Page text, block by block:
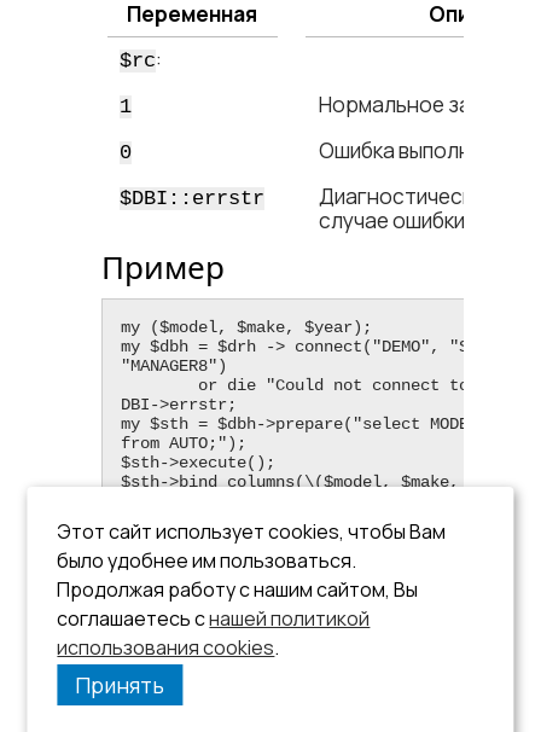
Переменная Описание
$rc:
1 Нормальное
0 Ошибка выполнения
$DBI::errstr
Диагностическое
случае ошибки)
Пример
my ($model, $make, $year);
my $dbh = $drh -​> connect("DEMO", "SYSTEM",
"MANAGER8")
DBI-​>errstr;
my $sth = $dbh-​>prepare("select MODEL,
from AUTO;");
$sth-​>execute();
$sth-​>bind_columns(\($model, $make,
    print("MODEL = $model\n");
    print("MAKE = $make\n");
}
$sth-​>finish();
$dbh-​>disconnect();
Этот сайт использует cookies, чтобы Вам
было удобнее им пользоваться.
Продолжая работу с нашим сайтом, Вы
соглашаетесь снашей политикой
использования cookies.
Принять